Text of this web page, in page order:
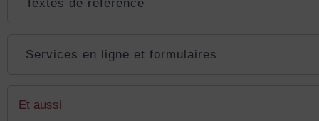
Textes de référence
Services en ligne et formulaires
Et aussi